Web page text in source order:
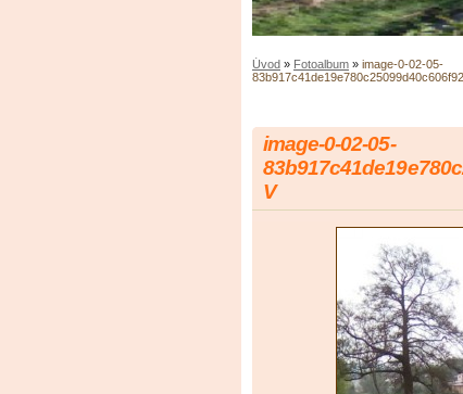
Úvod » Fotoalbum » image-0-02-05-
image-0-02-05-
V